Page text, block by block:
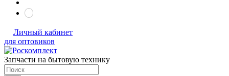
Личный кабинет
для оптовиков
Запчасти на бытовую технику